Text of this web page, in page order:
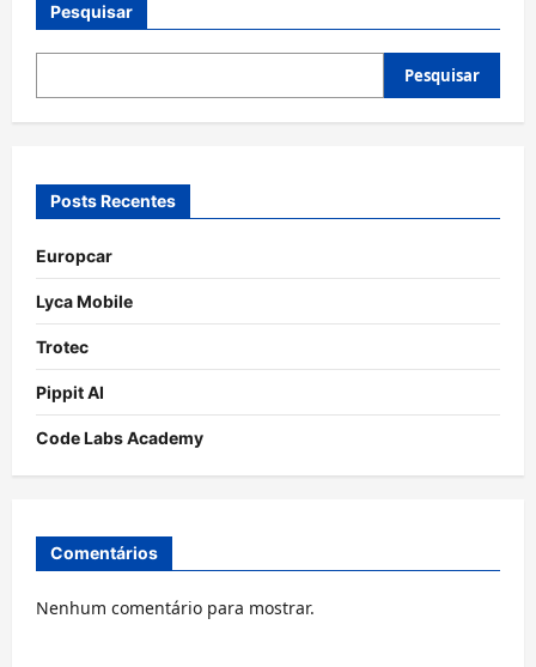
Pesquisar
Pesquisar
Posts Recentes
Europcar
Lyca Mobile
Trotec
Pippit AI
Code Labs Academy
Comentários
Nenhum comentário para mostrar.